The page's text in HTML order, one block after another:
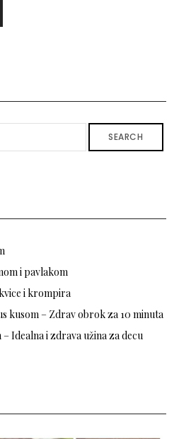
SEARCH
i pavlakom
i krompira
kusom – Zdrav obrok za 10 minuta
Idealna i zdrava užina za decu